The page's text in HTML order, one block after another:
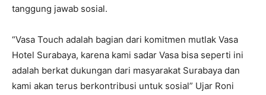
tanggung jawab sosial.
“Vasa Touch adalah bagian dari komitmen mutlak Vasa
Hotel Surabaya, karena kami sadar Vasa bisa seperti ini
adalah berkat dukungan dari masyarakat Surabaya dan
kami akan terus berkontribusi untuk sosial” Ujar Roni